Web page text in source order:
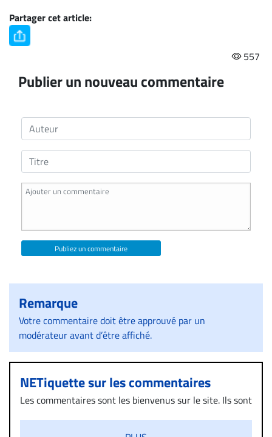
Partager cet article:
557
Publier un nouveau commentaire
Publiez un commentaire
Remarque
Votre commentaire doit être approuvé par un
modérateur avant d’être affiché.
NETiquette sur les commentaires
Les commentaires sont les bienvenus sur le site. Ils sont